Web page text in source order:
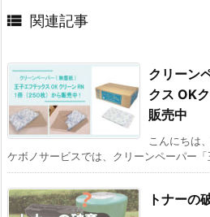
 関連記事
クリーン
クス OK
販売中
こんにちは
ケボノサービスでは、クリーンペーパー
トナーの